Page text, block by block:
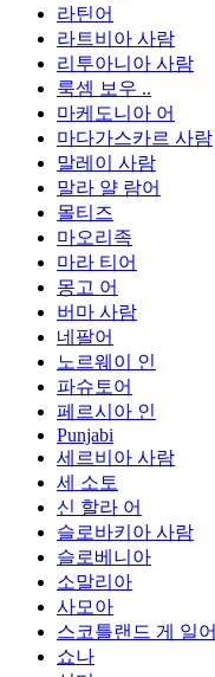
라틴어
라트비아 사람
리투아니아 사람
룩셈 보우 ..
마케도니아 어
마다가스카르 사람
말레이 사람
말라 얄 람어
몰티즈
마오리족
마라 티어
몽고 어
버마 사람
네팔어
노르웨이 인
파슈토어
페르시아 인
Punjabi
세르비아 사람
세 소토
신 할라 어
슬로바키아 사람
슬로베니아
소말리아
사모아
스코틀랜드 게 일어
쇼나